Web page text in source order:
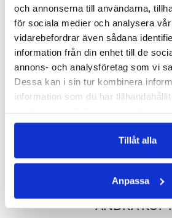
och annonserna till användarna,
för sociala medier och analysera
vidarebefordrar även sådana
information från din enhet till de
annons- och analysföretag som vi
Dessa kan i sin tur kombinera
information som du har
Tillåt alla
Anpassa
ANDRA